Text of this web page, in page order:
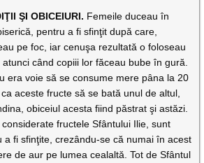
ŞI OBICEIURI. Femeile duceau în
pentru a fi sfinţit după care,
pe foc, iar cenuşa rezultată o foloseau
când copiii lor făceau bube în gură.
era voie să se consume mere pâna la 20
aceste fructe să se bată unul de altul,
obiceiul acesta fiind păstrat şi astăzi.
fructele Sfântului Ilie, sunt
a fi sfinţite, crezându-se că numai în acest
de aur pe lumea cealaltă. Tot de Sfântul